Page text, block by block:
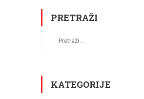
PRETRAŽI
KATEGORIJE